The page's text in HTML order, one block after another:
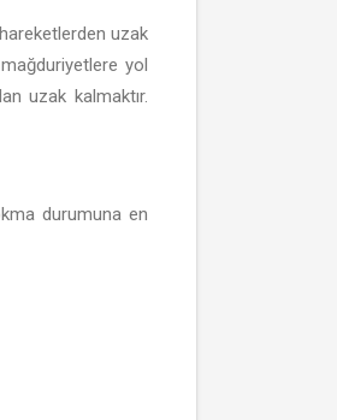
uzak
yol
uzak kalmaktır.
durumuna en